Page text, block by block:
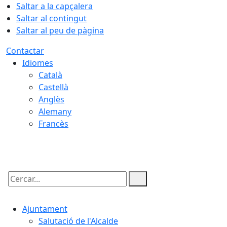
Saltar a la capçalera
Saltar al contingut
Saltar al peu de pàgina
Contactar
Idiomes
Català
Castellà
Anglès
Alemany
Francès
Cercar:
Ajuntament
Salutació de l'Alcalde